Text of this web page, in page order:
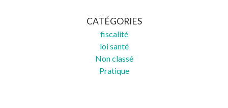
CATÉGORIES
fiscalité
loi santé
Non classé
Pratique